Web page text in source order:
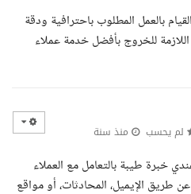
بالعمل المطلوب باحترافية ودقة
اللازمة للخروج بأفضل خدمة عملاء
لم يحسب منذ سنة
خبرة طيبة بالتعامل مع العملاء
طريق الإيميل، المحادثات، أو مواقع